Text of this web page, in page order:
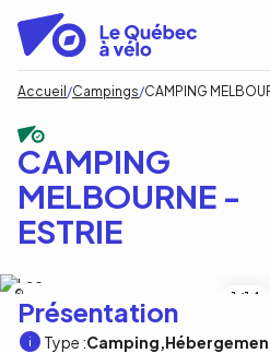
contenu
principal
Fil
d'Ariane
Accueil Campings CAMPING
CAMPING
MELBOURNE -
ESTRIE
1 /14
Présentation
Type :Camping